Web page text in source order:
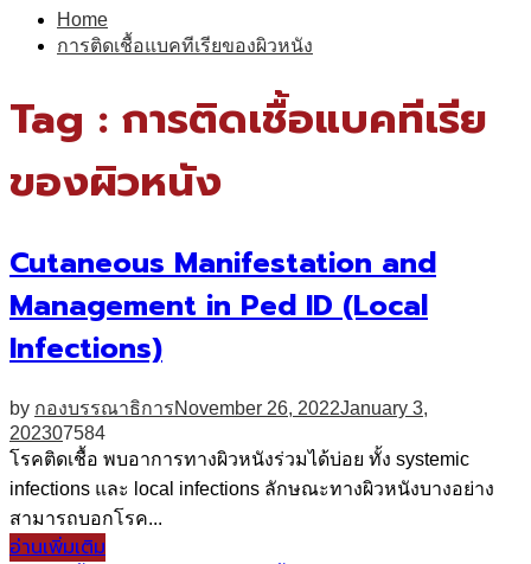
Home
การติดเชื้อแบคทีเรียของผิวหนัง
Tag : การติดเชื้อแบคทีเรีย
ของผิวหนัง
Cutaneous Manifestation and
Management in Ped ID (Local
Infections)
by กองบรรณาธิการNovember 26, 2022January 3,
202307584
โรคติดเชื้อ พบอาการทางผิวหนังร่วมได้บ่อย ทั้ง systemic
infections และ local infections ลักษณะทางผิวหนังบางอย่าง
สามารถบอกโรค...
อ่านเพิ่มเติม